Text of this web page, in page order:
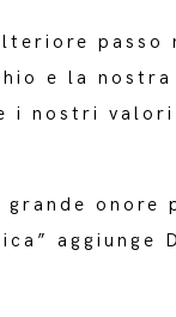
e la
nostri valori
aggiunge